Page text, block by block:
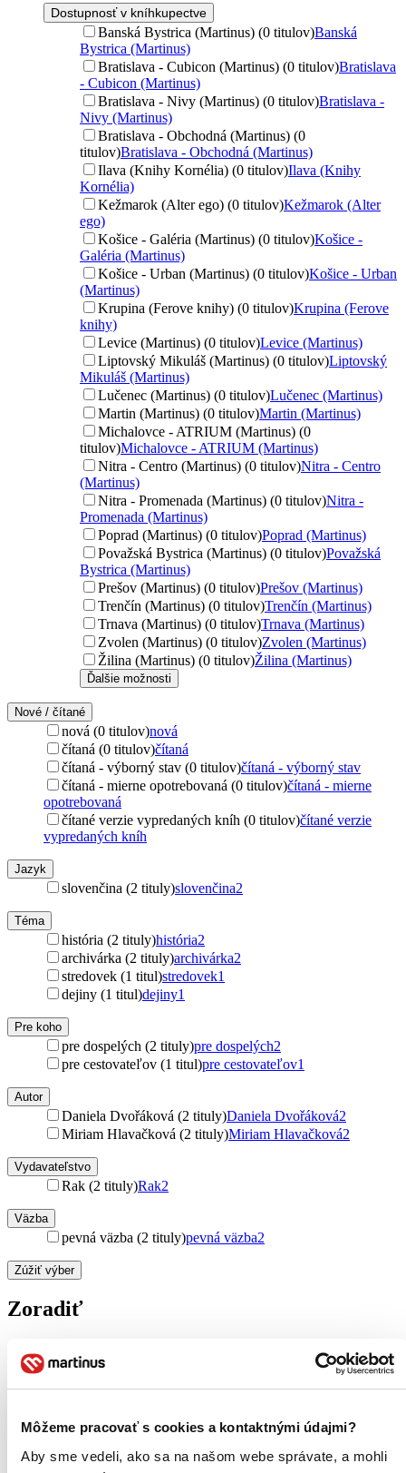
Môžeme pracovať s cookies a kontaktnými údajmi?
Aby sme vedeli, ako sa na našom webe správate, a mohli
Dostupnosť v kníhkupectve
Banská Bystrica (Martinus) (0 titulov)Banská
Bystrica (Martinus)
Bratislava - Cubicon (Martinus) (0 titulov)Bratislava
- Cubicon (Martinus)
Bratislava - Nivy (Martinus) (0 titulov)Bratislava -
Nivy (Martinus)
Bratislava - Obchodná (Martinus) (0
titulov)Bratislava - Obchodná (Martinus)
Ilava (Knihy Kornélia) (0 titulov)Ilava (Knihy
Kornélia)
Kežmarok (Alter ego) (0 titulov)Kežmarok (Alter
ego)
Košice - Galéria (Martinus) (0 titulov)Košice -
Galéria (Martinus)
Košice - Urban (Martinus) (0 titulov)Košice - Urban
(Martinus)
Krupina (Ferove knihy) (0 titulov)Krupina (Ferove
knihy)
Levice (Martinus) (0 titulov)Levice (Martinus)
Liptovský Mikuláš (Martinus) (0 titulov)Liptovský
Mikuláš (Martinus)
Lučenec (Martinus) (0 titulov)Lučenec (Martinus)
Martin (Martinus) (0 titulov)Martin (Martinus)
Michalovce - ATRIUM (Martinus) (0
titulov)Michalovce - ATRIUM (Martinus)
Nitra - Centro (Martinus) (0 titulov)Nitra - Centro
(Martinus)
Nitra - Promenada (Martinus) (0 titulov)Nitra -
Promenada (Martinus)
Poprad (Martinus) (0 titulov)Poprad (Martinus)
Považská Bystrica (Martinus) (0 titulov)Považská
Bystrica (Martinus)
Prešov (Martinus) (0 titulov)Prešov (Martinus)
Trenčín (Martinus) (0 titulov)Trenčín (Martinus)
Trnava (Martinus) (0 titulov)Trnava (Martinus)
Zvolen (Martinus) (0 titulov)Zvolen (Martinus)
Žilina (Martinus) (0 titulov)Žilina (Martinus)
Ďalšie možnosti
Nové / čítané
nová (0 titulov)nová
čítaná (0 titulov)čítaná
čítaná - výborný stav (0 titulov)čítaná - výborný stav
čítaná - mierne opotrebovaná (0 titulov)čítaná - mierne
opotrebovaná
čítané verzie vypredaných kníh (0 titulov)čítané verzie
vypredaných kníh
Jazyk
slovenčina (2 tituly)slovenčina2
Téma
história (2 tituly)história2
archivárka (2 tituly)archivárka2
stredovek (1 titul)stredovek1
dejiny (1 titul)dejiny1
Pre koho
pre dospelých (2 tituly)pre dospelých2
pre cestovateľov (1 titul)pre cestovateľov1
Autor
Daniela Dvořáková (2 tituly)Daniela Dvořáková2
Miriam Hlavačková (2 tituly)Miriam Hlavačková2
Vydavateľstvo
Rak (2 tituly)Rak2
Väzba
pevná väzba (2 tituly)pevná väzba2
Zúžiť výber
Zoradiť
Od prvej časti
Top hodnotené
Najdrahšie